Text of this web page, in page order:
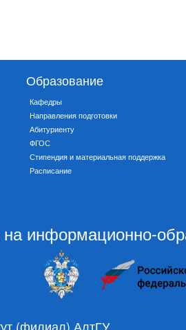
Образование
Кафедры
Направления подготовки
Абитуриенту
ФГОС
Стипендия и материальная поддержка
Расписание
информационно-
(филиал) АлтГУ